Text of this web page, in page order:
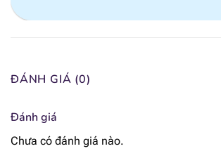
[popup_anything
id="1927"]
id="1967"]
[popup_anything
ĐÁNH GIÁ (0)
Đánh giá
Chưa có đánh giá nào.